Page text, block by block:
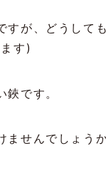
が、どうして
す)
です。
ませんでしょう